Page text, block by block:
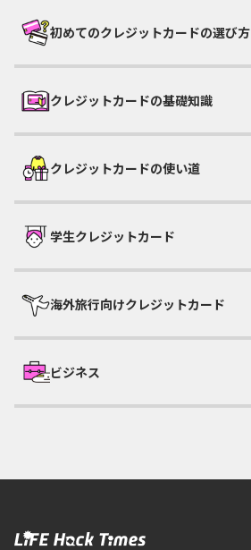
初めてのクレジットカードの選び方
クレジットカードの基礎知識
クレジットカードの使い道
学生クレジットカード
海外旅行向けクレジットカード
ビジネス